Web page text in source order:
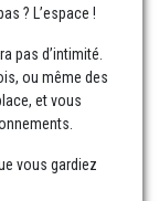
? L’espace !
pas d’intimité.
ou même des
et vous
vous gardiez